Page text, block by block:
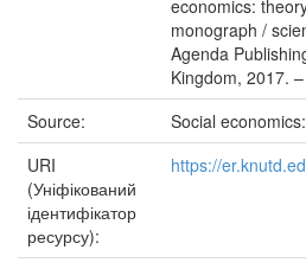
economics:
monograph /
Agenda
Kingdom, 2017.
Source:
Social
URI
(Уніфікований
ідентифікатор
ресурсу):
https://